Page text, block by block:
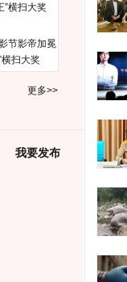
节影帝加冕
横扫大奖
更多>>
我要发布